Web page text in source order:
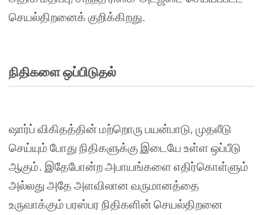
செயல்திறனைக் குறிக்கிறது.
நிதிகளைஒப்பிடுதல்
ஷார்ப் விகிதத்தின் மற்றொரு பயன்பாடு, முதலீடு
செய்யும் போது நிதிகளுக்கு இடையே உள்ள ஒப்பீடு
ஆகும். இதேபோன்றஅபாயங்களை எதிர்கொள்ளும்
அல்லது அதே அளவிலான வருமானத்தை
உருவாக்கும் பரஸ்பர நிதிகளின் செயல்திறனை